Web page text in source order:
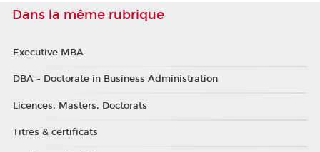
Dans la même rubrique
Executive MBA
DBA - Doctorate in Business Administration
Licences, Masters, Doctorats
Titres & certificats